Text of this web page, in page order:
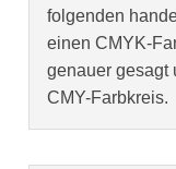
folgenden
einen CMYK-
genauer gesagt
CMY-Farbkreis.